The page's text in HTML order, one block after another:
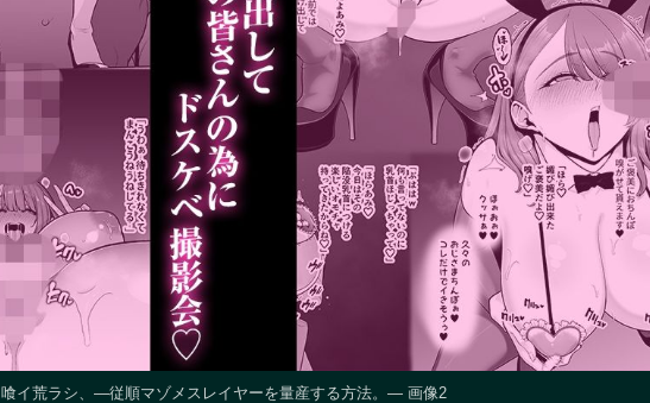
喰イ荒ラシ、―従順マゾメスレイヤーを量産する方法。― 画像2